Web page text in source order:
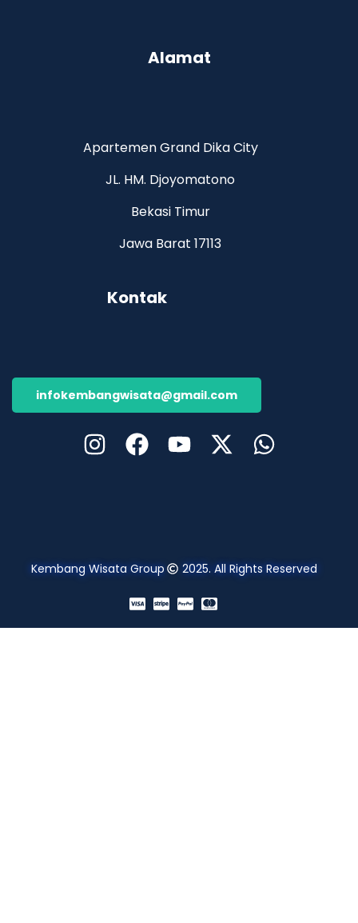
Alamat
Apartemen Grand Dika City
JL. HM. Djoyomatono
Bekasi Timur
Jawa Barat 17113
Kontak
infokembangwisata@gmail.com
Kembang Wisata Group 2025. All Rights Reserved